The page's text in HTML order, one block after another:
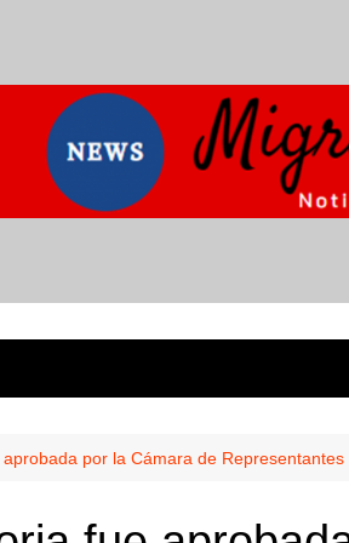
por la Cámara de Representantes